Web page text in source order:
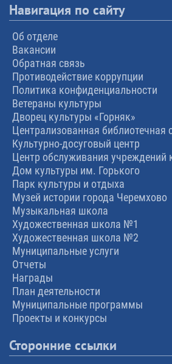
Навигация по сайту
Об отделе
Вакансии
Обратная связь
Противодействие коррупции
Политика конфиденциальности
Ветераны культуры
Дворец культуры «Горняк»
Централизованная библиотечная
Культурно-досуговый центр
Центр обслуживания учреждений
Дом культуры им. Горького
Парк культуры и отдыха
Музей истории города Черемхово
Музыкальная школа
Художественная школа №1
Художественная школа №2
Муниципальные услуги
Отчеты
Награды
План деятельности
Муниципальные программы
Проекты и конкурсы
Сторонние ссылки